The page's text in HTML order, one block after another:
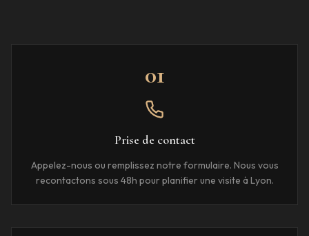
01
Prise de contact
Appelez-nous ou remplissez notre formulaire. Nous vous
recontactons sous 48h pour planifier une visite à Lyon.